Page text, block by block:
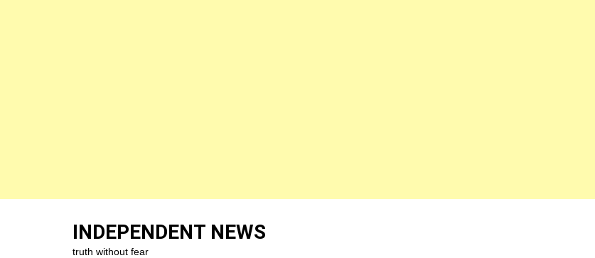
INDEPENDENT NEWS
truth without fear